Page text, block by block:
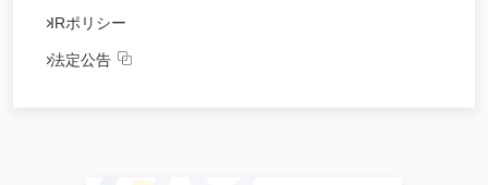
IRポリシー
法定公告